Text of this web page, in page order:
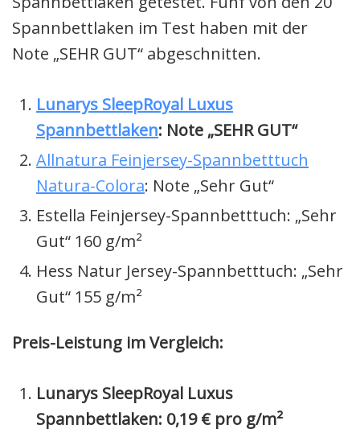
Spannbettlaken im Test haben mit der
Note „SEHR GUT“ abgeschnitten.
Lunarys SleepRoyal Luxus
Spannbettlaken: Note „SEHR GUT“
Allnatura Feinjersey-Spannbetttuch
Natura-Colora: Note „Sehr Gut“
Estella Feinjersey-Spannbetttuch: „Sehr
Gut“ 160 g/m²
Hess Natur Jersey-Spannbetttuch: „Sehr
Gut“ 155 g/m²
Preis-Leistung im Vergleich:
Lunarys SleepRoyal Luxus
Spannbettlaken: 0,19 € pro g/m²